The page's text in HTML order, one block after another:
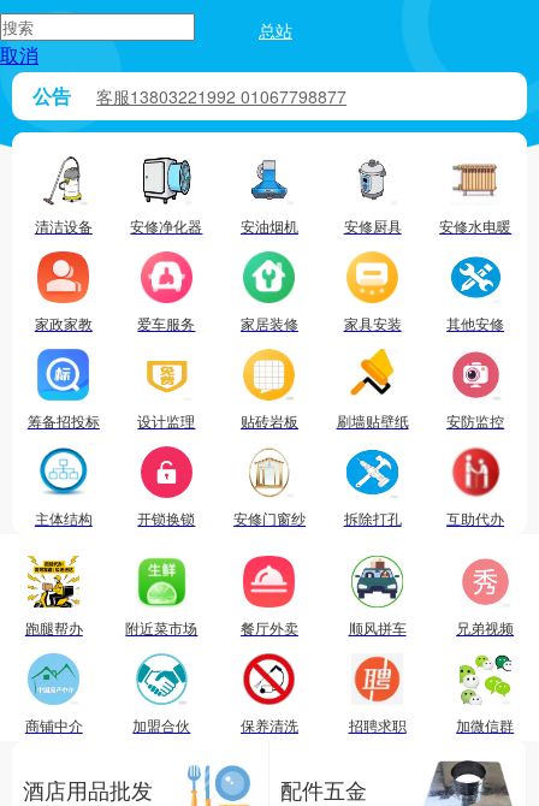
总站
请输入您要搜索的服务
公告
客服13803221992 01067798877
截止3.1日0点，师傅入驻704593人。
清洁设备 安修净化器 安油烟机 安修厨具 安修水电暖
家政家教 爱车服务 家居装修 家具安装 其他安修
筹备招投标 设计监理 贴砖岩板 刷墙贴壁纸 安防监控
主体结构 开锁换锁 安修门窗纱 拆除打孔 互助代办
跑腿帮办 附近菜市场 餐厅外卖 顺风拼车 兄弟视频
商铺中介 加盟合伙 保养清洗 招聘求职 加微信群
酒店用品批发 配件五金
取消